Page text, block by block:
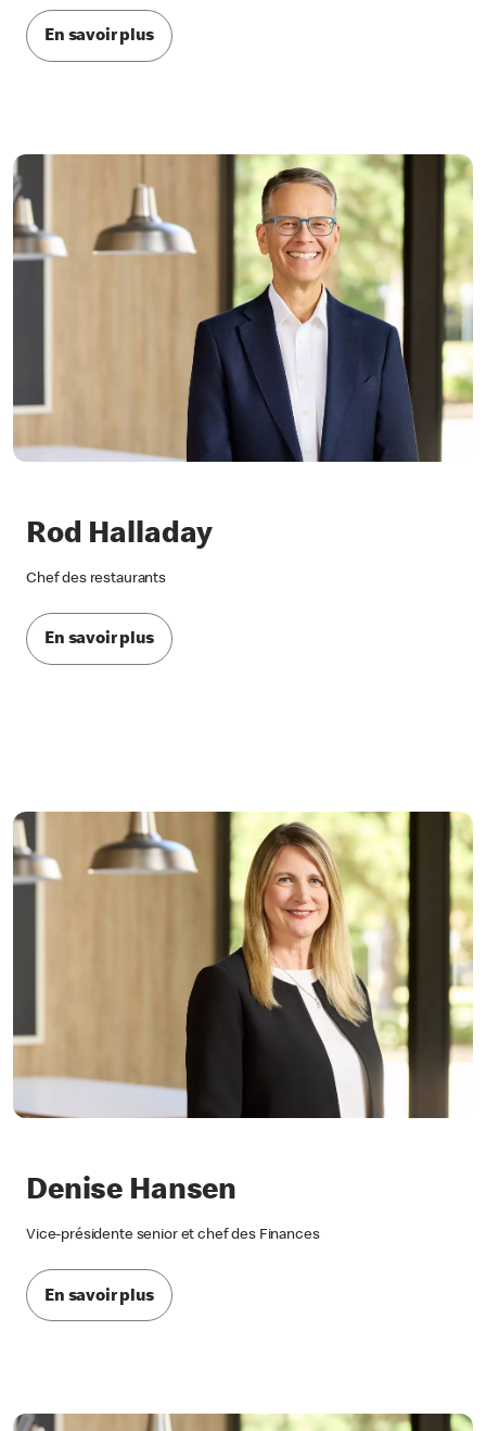
En savoir plus
Rod Halladay
Chef des restaurants
En savoir plus
Denise Hansen
Vice-présidente senior et chef des Finances
En savoir plus